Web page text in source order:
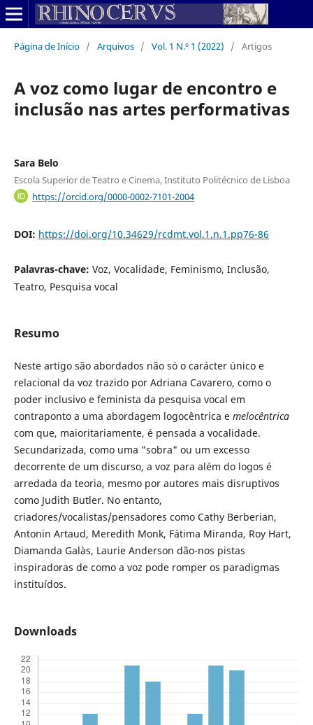
Página de Início / Arquivos / Vol. 1 N.º 1 (2022) / Artigos
A voz como lugar de encontro e
inclusão nas artes performativas
Sara Belo
Escola Superior de Teatro e Cinema, Instituto Politécnico de Lisboa
https://orcid.org/0000-0002-7101-2004
DOI: https://doi.org/10.34629/rcdmt.vol.1.n.1.pp76-86
Palavras-chave: Voz, Vocalidade, Feminismo, Inclusão,
Teatro, Pesquisa vocal
Resumo
Neste artigo são abordados não só o carácter único e
relacional da voz trazido por Adriana Cavarero, como o
poder inclusivo e feminista da pesquisa vocal em
contraponto a uma abordagem logocêntrica e melocêntrica
com que, maioritariamente, é pensada a vocalidade.
Secundarizada, como uma "sobra" ou um excesso
decorrente de um discurso, a voz para além do logos é
arredada da teoria, mesmo por autores mais disruptivos
como Judith Butler. No entanto,
criadores/vocalistas/pensadores como Cathy Berberian,
Antonin Artaud, Meredith Monk, Fátima Miranda, Roy Hart,
Diamanda Galàs, Laurie Anderson dão-nos pistas
inspiradoras de como a voz pode romper os paradigmas
instituídos.
Downloads